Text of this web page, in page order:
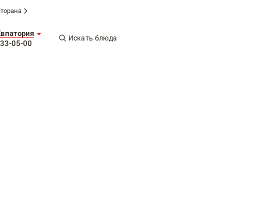
05-00
Искать блюда